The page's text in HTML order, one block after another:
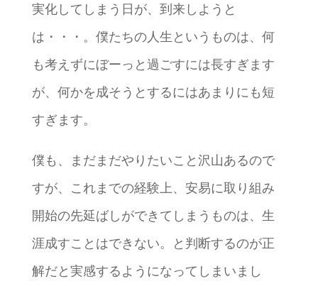
実化してしまう日が、到来しようと
は・・・。僕たちの人生というものは、何
も考えずにぼーっと過ごすには長すぎます
が、何かを成そうとするにはあまりにも短
すぎます。
僕も、まだまだやりたいこと沢山あるので
すが、これまでの経験上、安易に取り組み
開始の先延ばしができてしまうものは、生
涯成すことはできない。と判断するのが正
解だと実感するようになってしまいまし